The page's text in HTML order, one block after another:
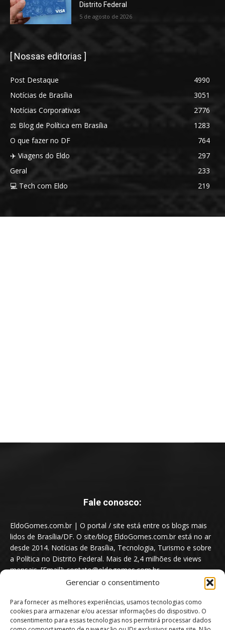
Gerenciar o consentimento
Para fornecer as melhores experiências, usamos tecnologias como
cookies para armazenar e/ou acessar informações do dispositivo. O
consentimento para essas tecnologias nos permitirá processar dados
Distrito Federal
5 de agosto de 2026
[ Nossas editorias ]
Post Destaque
4990
Notícias de Brasília
3051
Notícias Corporativas
2776
⚖️ Blog de Política em Brasília
1283
O que fazer no DF
764
✈️ Viagens do Eldo
297
Geral
233
💻 Tech com Eldo
219
Fale conosco:
EldoGomes.com.br | O portal / site está entre os blogs mais
lidos de Brasília/DF. O site/blog EldoGomes.com.br está no ar
desde 2014. Notícias de Brasília, Tecnologia, Turismo e sobre
a Política no Distrito Federal. Mais de 2,4 milhões de views
mensais. [Email]: contato@eldogomes.com.br